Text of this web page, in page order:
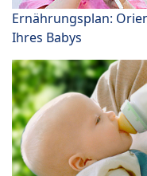
Ernährungsplan:
Ihres Babys